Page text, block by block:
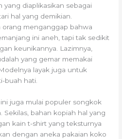
yang diaplikasikan sebagai
hal yang demikian.
orang menganggap bahwa
ini aneh, tapi tak sedikit
keunikannya. Lazimnya,
yang gemar memakai
layak juga untuk
buah hati.
juga mulai populer songkok
Sekilas, bahan kopiah hal yang
kain t-shirt yang teksturnya
dengan aneka pakaian koko